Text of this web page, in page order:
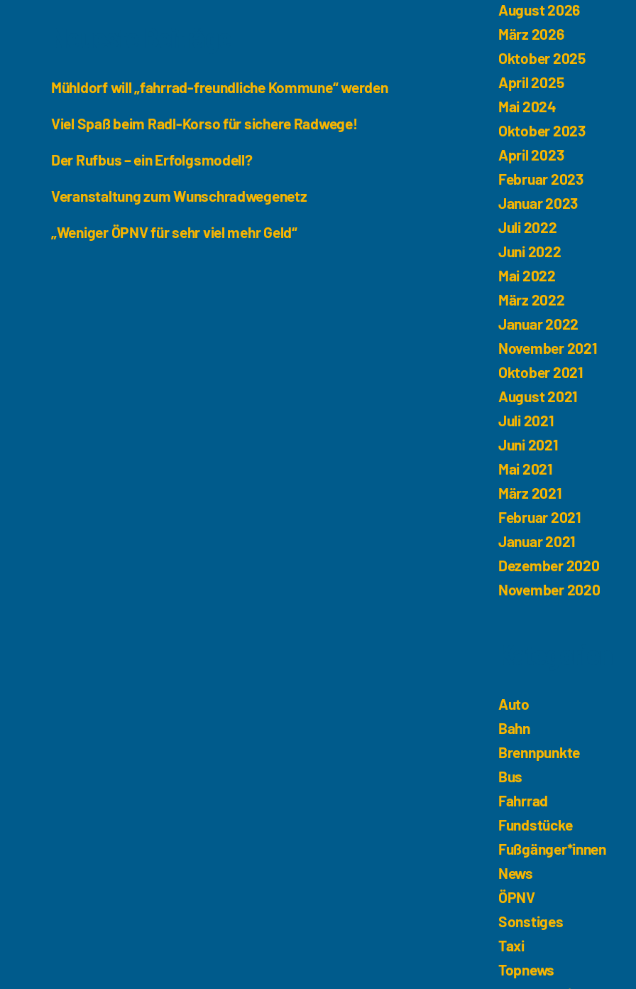
Mühldorf will „fahrrad-freundliche Kommune“ werden
Viel Spaß beim Radl-Korso für sichere Radwege!
Der Rufbus – ein Erfolgsmodell?
Veranstaltung zum Wunschradwegenetz
„Weniger ÖPNV für sehr viel mehr Geld“
August 2026
März 2026
Oktober 2025
April 2025
Mai 2024
Oktober 2023
April 2023
Februar 2023
Januar 2023
Juli 2022
Juni 2022
Mai 2022
März 2022
Januar 2022
November 2021
Oktober 2021
August 2021
Juli 2021
Juni 2021
Mai 2021
März 2021
Februar 2021
Januar 2021
Dezember 2020
November 2020
Auto
Bahn
Brennpunkte
Bus
Fahrrad
Fundstücke
Fußgänger*innen
News
ÖPNV
Sonstiges
Taxi
Topnews